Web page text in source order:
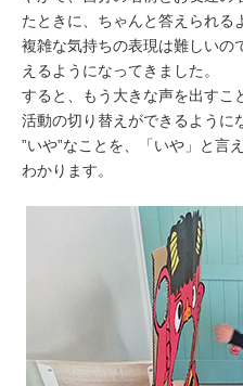
たときに、ちゃんと答えられる
複雑な気持ちの表現は難しいの
えるようになってきました。
すると、もう大きな声を出すこ
活動の切り替えができるように
”いや”なことを、「いや」と言
わかります。